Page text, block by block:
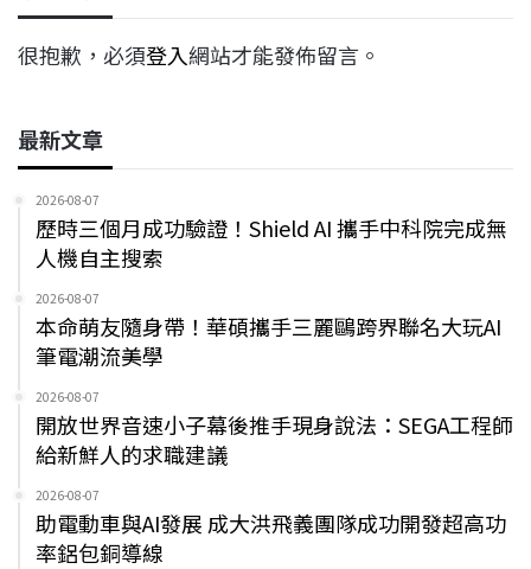
很抱歉，必須登入網站才能發佈留言。
最新文章
2026-08-07
歷時三個月成功驗證！Shield AI 攜手中科院完成無
人機自主搜索
2026-08-07
本命萌友隨身帶！華碩攜手三麗鷗跨界聯名大玩AI
筆電潮流美學
2026-08-07
開放世界音速小子幕後推手現身說法：SEGA工程師
給新鮮人的求職建議
2026-08-07
助電動車與AI發展 成大洪飛義團隊成功開發超高功
率鋁包銅導線